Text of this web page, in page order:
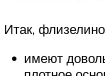
Итак,
имеют